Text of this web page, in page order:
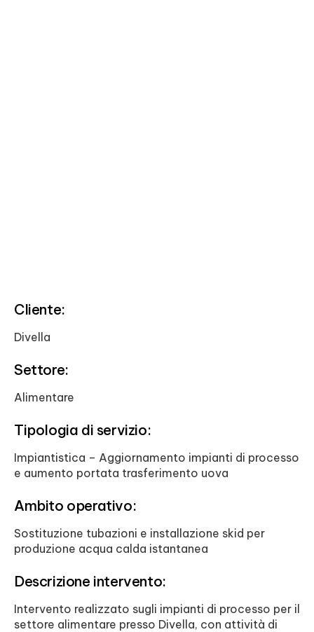
Cliente:
Divella
Settore:
Alimentare
Tipologia di servizio:
Impiantistica – Aggiornamento impianti di processo
e aumento portata trasferimento uova
Ambito operativo:
Sostituzione tubazioni e installazione skid per
produzione acqua calda istantanea
Descrizione intervento:
Intervento realizzato sugli impianti di processo per il
settore alimentare presso Divella, con attività di